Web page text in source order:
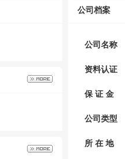
公司档案
公司名称
资料认证
保 证 金
公司类型
所 在 地